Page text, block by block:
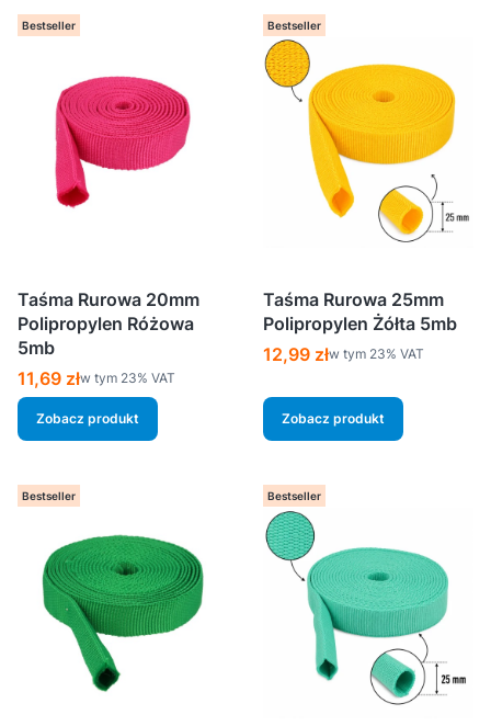
Bestseller
Taśma Rurowa 20mm
Polipropylen Różowa
5mb
Cena brutto
11,69 złw tym %s VAT
w tym 23% VAT
Zobacz produkt
Bestseller
Taśma Rurowa 25mm
Polipropylen Żółta 5mb
Cena brutto
12,99 złw tym %s VAT
w tym 23% VAT
Zobacz produkt
Bestseller Bestseller